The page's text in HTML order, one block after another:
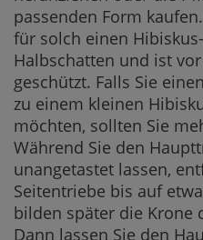
passenden Form
für solch einen
Halbschatten und ist
geschützt. Falls Sie
zu einem kleinen
möchten, sollten Sie
Während Sie den
unangetastet lassen,
Seitentriebe bis auf
bilden später die Krone
Dann lassen Sie den